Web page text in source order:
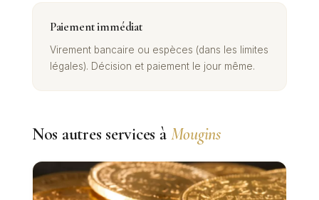
Paiement immédiat
Virement bancaire ou espèces (dans les limites
légales). Décision et paiement le jour même.
Nos autres services à Mougins